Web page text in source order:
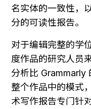
名实体的一致性，
分的可读性报告。
对于编辑完整的学
度作品的研究人员
分析比 Grammarly
整个作品中的模式
术写作报告专门针